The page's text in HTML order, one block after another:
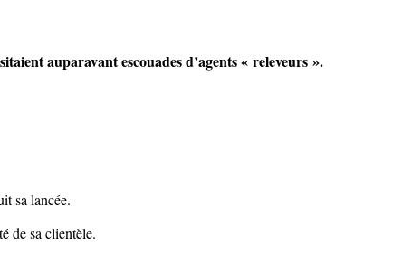
auparavant escouades d’agents « releveurs ».
sa lancée.
de sa clientèle.